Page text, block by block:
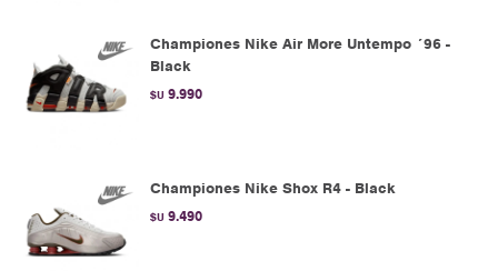
Championes Nike Air More Untempo ´96 -
Black
$U 9.990
Championes Nike Shox R4 - Black
$U 9.490